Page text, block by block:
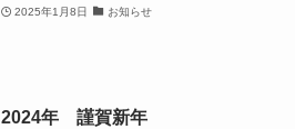
2025年1月8日 お知らせ
2024年 謹賀新年